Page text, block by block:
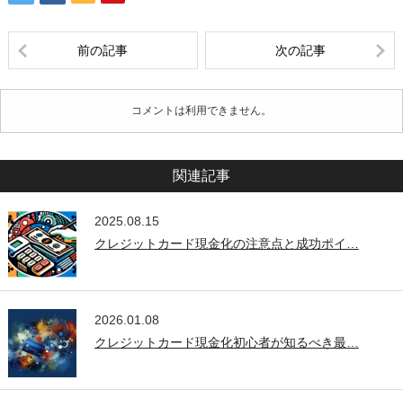
前の記事 次の記事
コメントは利用できません。
関連記事
2025.08.15
クレジットカード現金化の注意点と成功ポイ…
2026.01.08
クレジットカード現金化初心者が知るべき最…